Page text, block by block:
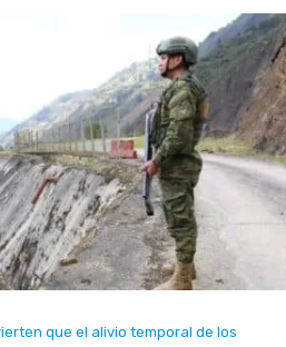
que el alivio temporal de los